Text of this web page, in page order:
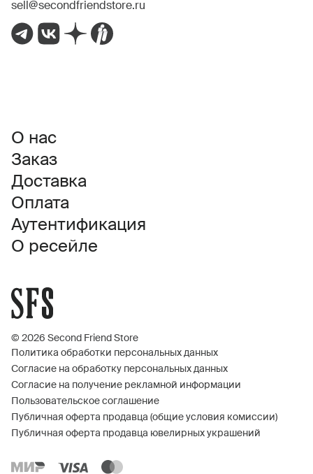
sell@secondfriendstore.ru
О нас
Заказ
Доставка
Оплата
Аутентификация
О ресейле
© 2026 Second Friend Store
Политика обработки персональных данных
Согласие на обработку персональных данных
Согласие на получение рекламной информации
Пользовательское соглашение
Публичная оферта продавца (общие условия комиссии)
Публичная оферта продавца ювелирных украшений